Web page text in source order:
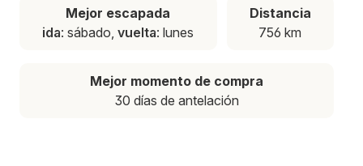
Mejor escapada
ida: sábado,vuelta: lunes
Distancia
756 km
Mejor momento de compra
30 días de antelación